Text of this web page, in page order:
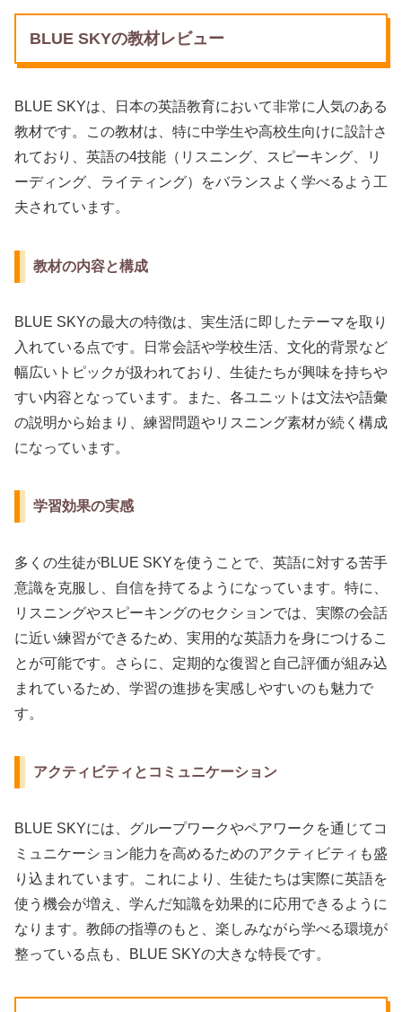
BLUE SKYの教材レビュー
BLUE SKYは、日本の英語教育において非常に人気のある
教材です。この教材は、特に中学生や高校生向けに設計さ
れており、英語の4技能（リスニング、スピーキング、リ
ーディング、ライティング）をバランスよく学べるよう工
夫されています。
教材の内容と構成
BLUE SKYの最大の特徴は、実生活に即したテーマを取り
入れている点です。日常会話や学校生活、文化的背景など
幅広いトピックが扱われており、生徒たちが興味を持ちや
すい内容となっています。また、各ユニットは文法や語彙
の説明から始まり、練習問題やリスニング素材が続く構成
になっています。
学習効果の実感
多くの生徒がBLUE SKYを使うことで、英語に対する苦手
意識を克服し、自信を持てるようになっています。特に、
リスニングやスピーキングのセクションでは、実際の会話
に近い練習ができるため、実用的な英語力を身につけるこ
とが可能です。さらに、定期的な復習と自己評価が組み込
まれているため、学習の進捗を実感しやすいのも魅力で
す。
アクティビティとコミュニケーション
BLUE SKYには、グループワークやペアワークを通じてコ
ミュニケーション能力を高めるためのアクティビティも盛
り込まれています。これにより、生徒たちは実際に英語を
使う機会が増え、学んだ知識を効果的に応用できるように
なります。教師の指導のもと、楽しみながら学べる環境が
整っている点も、BLUE SKYの大きな特長です。